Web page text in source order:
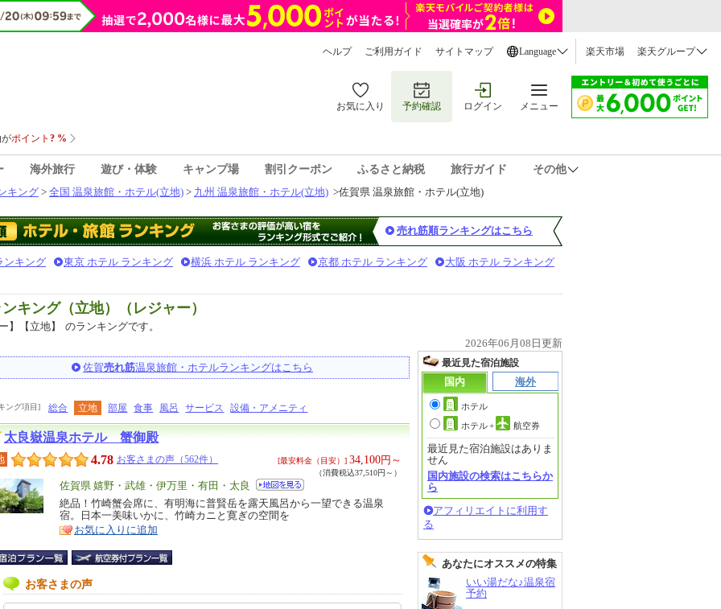
ヘルプ ご利用ガイド サイトマップ Language 楽天市場 楽天グループ
お気に入り 予約確認 ログイン メニュー
海外旅行 遊び・体験 キャンプ場 割引クーポン ふるさと納税 旅行ガイド
その他
キング > 全国 温泉旅館・ホテル(立地) > 九州 温泉旅館・ホテル(立地) >佐賀県 温泉旅館・ホテル(立地)
売れ筋順ランキングはこちら
ンキング 東京 ホテル ランキング 横浜 ホテル ランキング 京都 ホテル ランキング 大阪 ホテル ランキング
キング（立地）（レジャー）
】【立地】
のランキングです。
2026年06月08日更新
佐賀売れ筋温泉旅館・ホテルランキングはこちら
ング項目] 総合 立地 部屋 食事 風呂 サービス 設備・アメニティ
太良嶽温泉ホテル 蟹御殿
4.78 お客さまの声（562件） [最安料金（目安）] 34,100円～
（消費税込37,510円～）
エ
リ
ア
佐賀県 嬉野・武雄・伊万里・有田・太良
特
徴
絶品！竹崎蟹会席に、有明海に普賢岳を露天風呂から一望できる温泉
宿。日本一美味いかに、竹崎カニと寛ぎの空間を
お気に入りに追加
お客さまの声
最近見た宿泊施設
国内
海外
ホテル
ホテル+ 航空券
最近見た宿泊施設はありま
せん
国内施設の検索はこちらか
ら
アフィリエイトに利用す
る
あなたにオススメの特集
いい湯だな♪温泉宿
予約